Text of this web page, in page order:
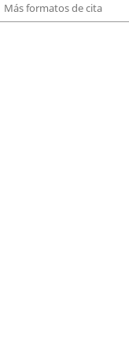
Más formatos de cita